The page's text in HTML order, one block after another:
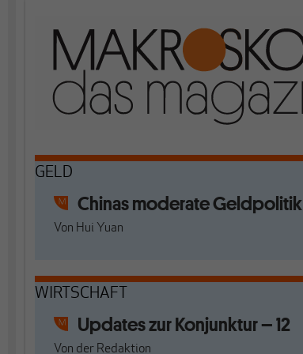
GELD
Chinas moderate Geldpolitik
Von Hui Yuan
WIRTSCHAFT
Updates zur Konjunktur – 12
Von der Redaktion